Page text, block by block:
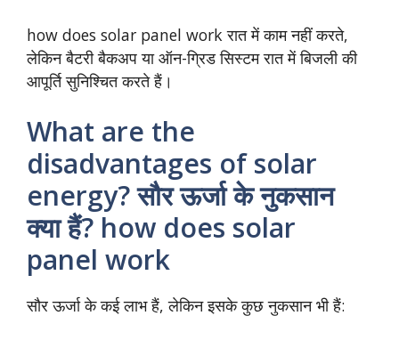
how does solar panel work रात में काम नहीं करते,
लेकिन बैटरी बैकअप या ऑन-ग्रिड सिस्टम रात में बिजली की
आपूर्ति सुनिश्चित करते हैं।
What are the
disadvantages of solar
energy? सौर ऊर्जा के नुकसान
क्या हैं? how does solar
panel work
सौर ऊर्जा के कई लाभ हैं, लेकिन इसके कुछ नुकसान भी हैं: